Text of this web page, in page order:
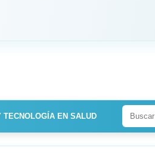
TECNOLOGÍA EN SALUD